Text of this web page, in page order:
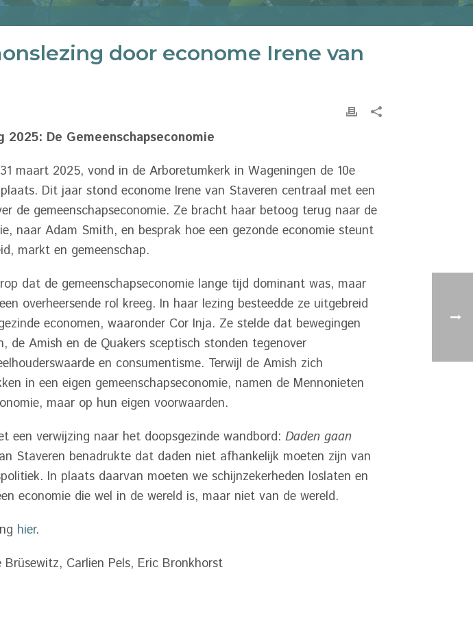
door econome Irene van
2025: De Gemeenschapseconomie
maart 2025, vond in de Arboretumkerk in Wageningen de 10e
Dit jaar stond econome Irene van Staveren centraal met een
de gemeenschapseconomie. Ze bracht haar betoog terug naar de
naar Adam Smith, en besprak hoe een gezonde economie steunt
markt en gemeenschap.
dat de gemeenschapseconomie lange tijd dominant was, maar
overheersende rol kreeg. In haar lezing besteedde ze uitgebreid
economen, waaronder Cor Inja. Ze stelde dat bewegingen
de Amish en de Quakers sceptisch stonden tegenover
en consumentisme. Terwijl de Amish zich
in een eigen gemeenschapseconomie, namen de Mennonieten
maar op hun eigen voorwaarden.
een verwijzing naar het doopsgezinde wandbord: Daden gaan
Staveren benadrukte dat daden niet afhankelijk moeten zijn van
In plaats daarvan moeten we schijnzekerheden loslaten en
economie die wel in de wereld is, maar niet van de wereld.
hier.
Brüsewitz, Carlien Pels, Eric Bronkhorst